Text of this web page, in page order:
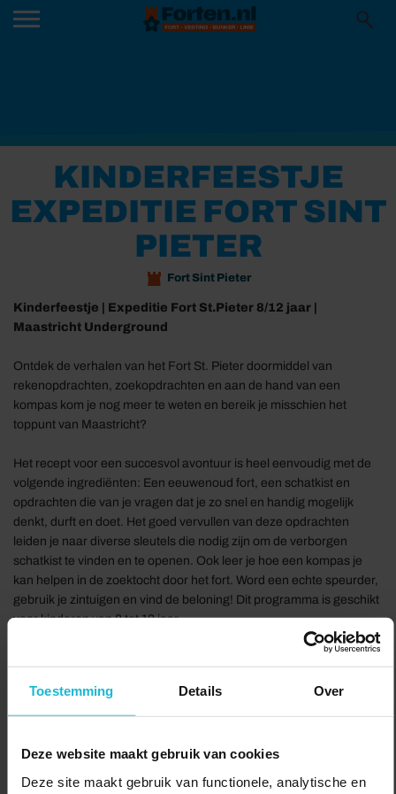
Toestemming Details Over
Deze website maakt gebruik van cookies
Deze site maakt gebruik van functionele, analytische en
KINDERFEESTJE
EXPEDITIE FORT SINT
PIETER
Fort Sint Pieter
Kinderfeestje | Expeditie Fort St.Pieter 8/12 jaar |
Maastricht Underground
Ontdek de verhalen van het Fort St. Pieter doormiddel van
rekenopdrachten, zoekopdrachten en aan de hand van een
kompas kom je nog meer te weten en bereik je misschien het
toppunt van Maastricht?
Het recept voor een succesvol avontuur is heel eenvoudig met de
volgende ingrediënten: Een eeuwenoud fort, een schatkist en
opdrachten die van je vragen dat je zo snel en handig mogelijk
denkt, durft en doet. Het goed vervullen van deze opdrachten
leiden je naar diverse sleutels die nodig zijn om de verborgen
schatkist te vinden en te openen. Ook leer je hoe een kompas je
kan helpen in de zoektocht door het fort. Word een echte speurder,
gebruik je zintuigen en vind de beloning! Dit programma is geschikt
voor kinderen van 8 tot 12 jaar.
Duur: maximaal 1:30 uur